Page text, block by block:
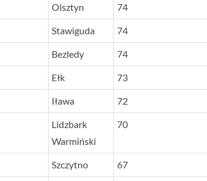
Olsztyn 74
Stawiguda 74
Bezledy 74
Ełk 73
Iława 72
Lidzbark
Warmiński
70
Szczytno 67